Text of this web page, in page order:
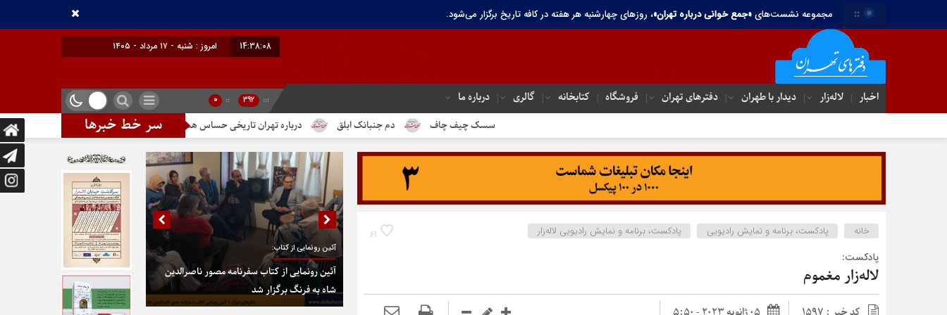
:: مجموعه نشست‌های«جمع خوانی درباره تهران»، روزهای چهارشنبه هر هفته در کافه تاریخ برگزار می‌شود.
14:38:09 امروز : شنبه - ۱۷ مرداد - ۱۴۰۵
اخبار لاله‌زار دیدار با طهران دفترهای تهران‌ فروشگاه کتابخانه گالری درباره ما :::
392
::
0
سر خط خبرها سسک چیف چاف دم جنبانک ابلق درباره تهران تاریخی حساس هستیم تندیس مولانا در میدان خیام در پایتخت
61 خانه پادکست، برنامه و نمایش رادیویی پادکست، برنامه و نمایش رادیویی لاله‌زار
پادکست:
لاله‌زار مغموم
آئین رونمایی از کتاب:
آئین رونمایی از کتاب سفرنامه مصور ناصرالدین
شاه به فرنگ برگزار شد